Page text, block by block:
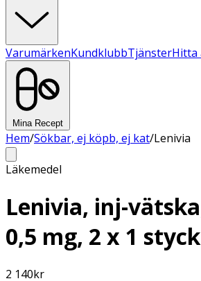
VarumärkenKundklubbTjänsterHitta
Mina Recept
Hem/Sökbar, ej köpb, ej kat/Lenivia
Läkemedel
Lenivia, inj-
0,5 mg, 2 x 1 styck
2 140kr